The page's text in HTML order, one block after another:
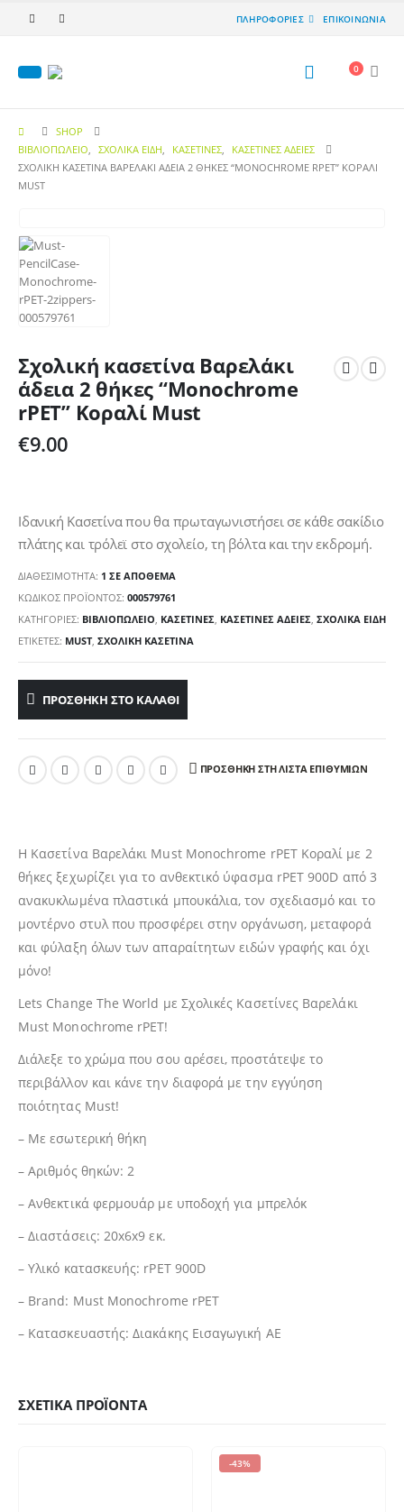
ΠΛΗΡΟΦΟΡΙΕΣ ΕΠΙΚΟΙΝΩΝΙΑ
0
SHOP
ΒΙΒΛΙΟΠΩΛΕΙΟ, ΣΧΟΛΙΚΑ ΕΙΔΗ, ΚΑΣΕΤΊΝΕΣ,
ΚΑΣΕΤΊΝΕΣ ΆΔΕΙΕΣ
ΣΧΟΛΙΚΉ ΚΑΣΕΤΊΝΑ ΒΑΡΕΛΆΚΙ ΆΔΕΙΑ 2 ΘΉΚΕΣ “MONOCHROME RPET” ΚΟΡΑΛΊ
MUST
Σχολική κασετίνα Βαρελάκι
άδεια 2 θήκες “Monochrome
rPET” Κοραλί Must
€9.00
Ιδανική Κασετίνα που θα πρωταγωνιστήσει σε κάθε σακίδιο
πλάτης και τρόλεϊ στο σχολείο, τη βόλτα και την εκδρομή.
ΔΙΑΘΕΣΙΜΌΤΗΤΑ: 1 ΣΕ ΑΠΌΘΕΜΑ
ΚΩΔΙΚΌΣ ΠΡΟΪΌΝΤΟΣ: 000579761
ΚΑΤΗΓΟΡΊΕΣ: ΒΙΒΛΙΟΠΩΛΕΙΟ ΚΑΣΕΤΊΝΕΣ ΚΑΣΕΤΊΝΕΣ ΆΔΕΙΕΣ ΣΧΟΛΙΚΑ ΕΙΔΗ
ΕΤΙΚΈΤΕΣ: MUST, ΣΧΟΛΙΚΉ ΚΑΣΕΤΊΝΑ
ΠΡΟΣΘΉΚΗ ΣΤΟ ΚΑΛΆΘΙ
ΠΡΟΣΘΉΚΗ ΣΤΗ ΛΊΣΤΑ ΕΠΙΘΥΜΙΏΝ
Η Κασετίνα Βαρελάκι Must Monochrome rPET Κοραλί με 2
θήκες ξεχωρίζει για το ανθεκτικό ύφασμα rPET 900D από 3
ανακυκλωμένα πλαστικά μπουκάλια, τον σχεδιασμό και το
μοντέρνο στυλ που προσφέρει στην οργάνωση, μεταφορά
και φύλαξη όλων των απαραίτητων ειδών γραφής και όχι
μόνο!
Lets Change The World με Σχολικές Κασετίνες Βαρελάκι
Must Monochrome rPET!
Διάλεξε το χρώμα που σου αρέσει, προστάτεψε το
περιβάλλον και κάνε την διαφορά με την εγγύηση
ποιότητας Must!
– Με εσωτερική θήκη
– Αριθμός θηκών: 2
– Ανθεκτικά φερμουάρ με υποδοχή για μπρελόκ
– Διαστάσεις: 20x6x9 εκ.
– Υλικό κατασκευής: rPET 900D
– Brand: Must Monochrome rPET
– Κατασκευαστής: Διακάκης Εισαγωγική ΑΕ
ΣΧΕΤΙΚΆ ΠΡΟΪΌΝΤΑ
-43%